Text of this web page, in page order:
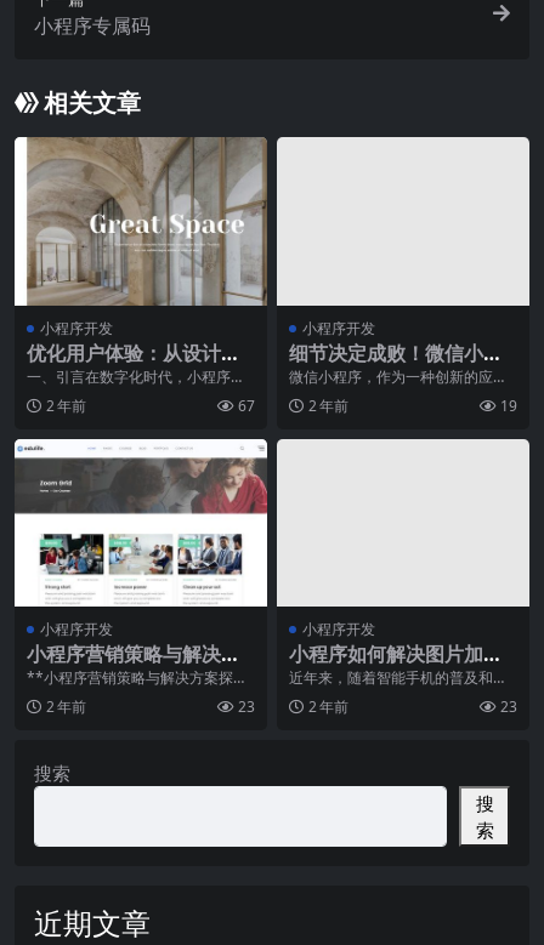
小程序专属码
相关文章
小程序开发
优化用户体验：从设计到
实现的小程序开发全流程
一、引言在数字化时代，小程序已
成为人们日常生活和工作中不可或
缺的一部分。为了满足
2 年前 67
小程序开发
细节决定成败！微信小程
序开发的设计要点
微信小程序，作为一种创新的应用
开发方式，实现了在微信内部直接
使用的便捷性和高效性
2 年前 19
小程序开发
小程序营销策略与解决方
案探讨
**小程序营销策略与解决方案探讨
**在移动互联网高速发展的今天，
小程序已成为企业
2 年前 23
小程序开发
小程序如何解决图片加载
慢的问题？
近年来，随着智能手机的普及和移
动互联网的快速发展，小程序已经
成为人们日常生活中不
2 年前 23
搜索
搜
索
近期文章